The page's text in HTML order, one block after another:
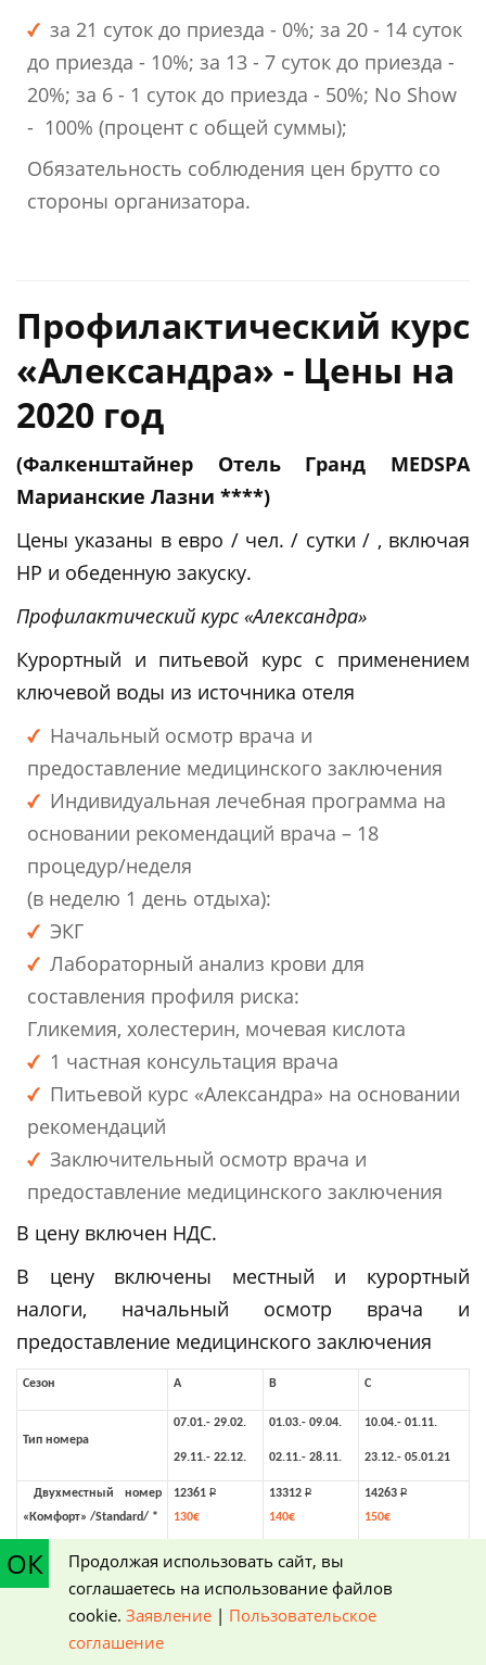
за 21 суток до приезда - 0%; за 20 - 14 суток
до приезда - 10%; за 13 - 7 суток до приезда -
20%; за 6 - 1 суток до приезда - 50%; No Show
- 100% (процент с общей суммы);
Обязательность соблюдения цен брутто со
стороны организатора.
Профилактический курс
«Александра» - Цены на
2020 год
(Фалкенштайнер Отель Гранд MEDSPA
Марианские Лазни ****)
Цены указаны в евро / чел. / сутки / , включая
HP и обеденную закуску.
Профилактический курс «Александра»
Курортный и питьевой курс с применением
ключевой воды из источника отеля
Начальный осмотр врача и
предоставление медицинского заключения
Индивидуальная лечебная программа на
основании рекомендаций врача – 18
процедур/неделя
(в неделю 1 день отдыха):
ЭКГ
Лабораторный анализ крови для
составления профиля риска:
Гликемия, холестерин, мочевая кислота
1 частная консультация врача
Питьевой курс «Александра» на основании
рекомендаций
Заключительный осмотр врача и
предоставление медицинского заключения
В цену включен НДС.
В цену включены местный и курортный
налоги, начальный осмотр врача и
предоставление медицинского заключения
Сезон A B C
Тип номера
07.01.- 29.02.
29.11.- 22.12.
01.03.- 09.04.
02.11.- 28.11.
10.04.- 01.11.
23.12.- 05.01.21
Двухместный номер
«Комфорт» /Standard/ *
12361 Р
130€
13312 Р
140€
14263 Р
150€
Двухместный номер
«Супериор» /Superior/ *
14168
Двухместный номер
ОК
Продолжая использовать сайт, вы
соглашаетесь на использование файлов
cookie. Заявление | Пользовательское
соглашение